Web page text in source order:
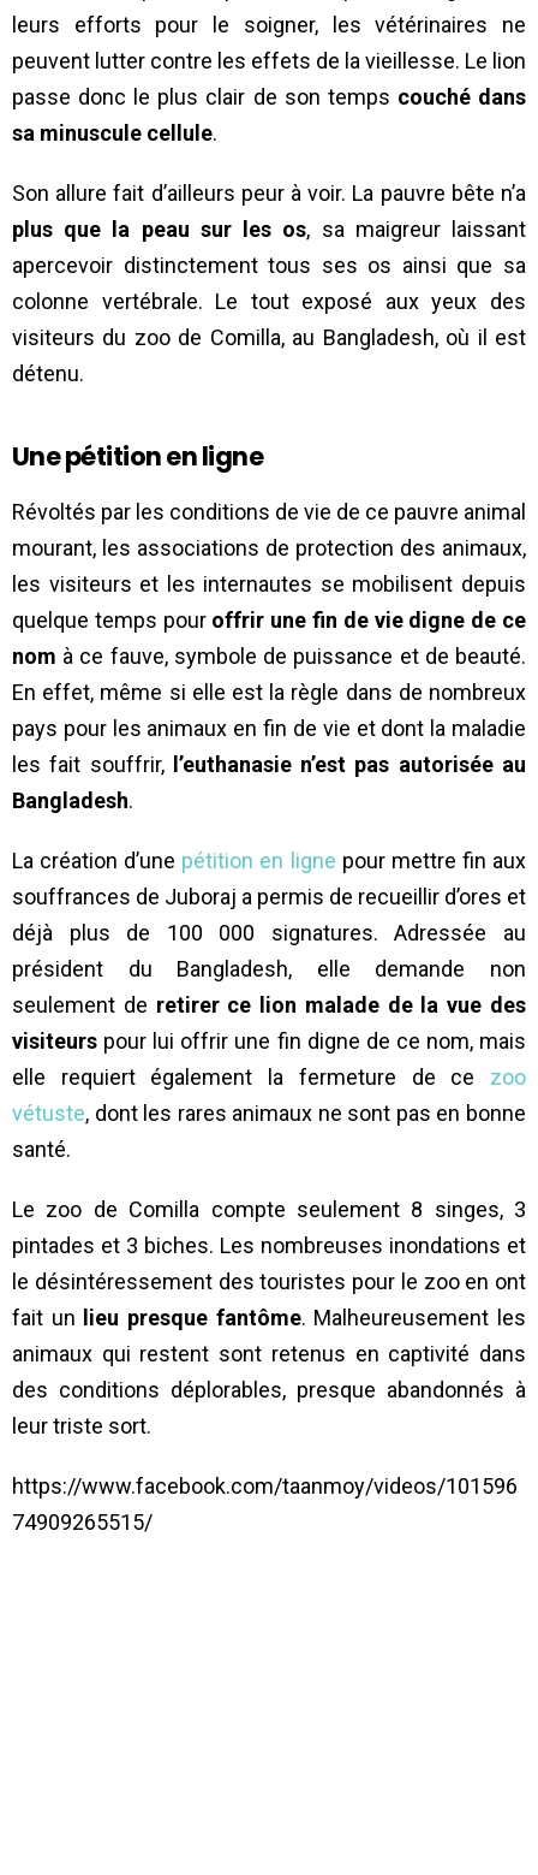
leurs efforts pour le soigner, les vétérinaires ne
peuvent lutter contre les effets de la vieillesse. Le lion
passe donc le plus clair de son temps couché dans
sa minuscule cellule.
Son allure fait d’ailleurs peur à voir. La pauvre bête n’a
plus que la peau sur les os, sa maigreur laissant
apercevoir distinctement tous ses os ainsi que sa
colonne vertébrale. Le tout exposé aux yeux des
visiteurs du zoo de Comilla, au Bangladesh, où il est
détenu.
Une pétition en ligne
Révoltés par les conditions de vie de ce pauvre animal
mourant, les associations de protection des animaux,
les visiteurs et les internautes se mobilisent depuis
quelque temps pour offrir une fin de vie digne de ce
nom à ce fauve, symbole de puissance et de beauté.
En effet, même si elle est la règle dans de nombreux
pays pour les animaux en fin de vie et dont la maladie
les fait souffrir, l’euthanasie n’est pas autorisée au
Bangladesh.
La création d’une pétition en ligne pour mettre fin aux
souffrances de Juboraj a permis de recueillir d’ores et
déjà plus de 100 000 signatures. Adressée au
président du Bangladesh, elle demande non
seulement de retirer ce lion malade de la vue des
visiteurs pour lui offrir une fin digne de ce nom, mais
elle requiert également la fermeture de ce zoo
vétuste, dont les rares animaux ne sont pas en bonne
santé.
Le zoo de Comilla compte seulement 8 singes, 3
pintades et 3 biches. Les nombreuses inondations et
le désintéressement des touristes pour le zoo en ont
fait un
lieu presque fantôme. Malheureusement les
animaux qui restent sont retenus en captivité dans
des conditions déplorables, presque abandonnés à
leur triste sort.
https://www.facebook.com/taanmoy/videos/101596
74909265515/